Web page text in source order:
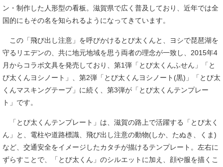
ン・制作した人形型の看板。滋賀県で広く普及しており、近年では全
国的にもその名を知られるようになってきています。
この「飛び出し注意」を呼びかけるとび太くんと、ヨシで琵琶湖を
守るリエデンの、共に地元地域を思う両者の理念が一致し、2015年4
月からコラボ文具を発売しており、第1弾「とび太くんふせん」「と
び太くんヨシノート」、第2弾「とび太くんヨシノート(黒)」「とび太
くんマスキングテープ」に続く、第3弾が「とび太くんテンプレー
ト」です。
「とび太くんテンプレート」は、滋賀の路上で活躍する「とび太く
ん」と、電柱や道路標識、飛び出し注意の動物(しか、たぬき、くま)
など、交通安全をイメージしたカタチが描けるテンプレート。左右に
ずらすことで、「とび太くん」のシルエットに加え、顔や服を描くこ